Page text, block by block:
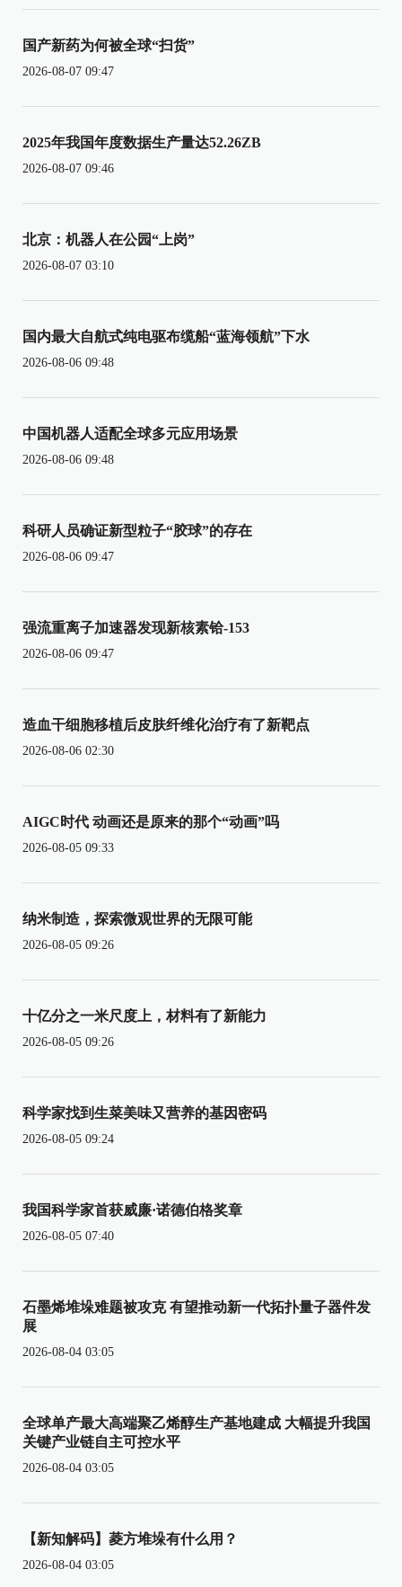
国产新药为何被全球“扫货”
2026-08-07 09:47
2025年我国年度数据生产量达52.26ZB
2026-08-07 09:46
北京：机器人在公园“上岗”
2026-08-07 03:10
国内最大自航式纯电驱布缆船“蓝海领航”下水
2026-08-06 09:48
中国机器人适配全球多元应用场景
2026-08-06 09:48
科研人员确证新型粒子“胶球”的存在
2026-08-06 09:47
强流重离子加速器发现新核素铪-153
2026-08-06 09:47
造血干细胞移植后皮肤纤维化治疗有了新靶点
2026-08-06 02:30
AIGC时代 动画还是原来的那个“动画”吗
2026-08-05 09:33
纳米制造，探索微观世界的无限可能
2026-08-05 09:26
十亿分之一米尺度上，材料有了新能力
2026-08-05 09:26
科学家找到生菜美味又营养的基因密码
2026-08-05 09:24
我国科学家首获威廉·诺德伯格奖章
2026-08-05 07:40
石墨烯堆垛难题被攻克 有望推动新一代拓扑量子器件发
展
2026-08-04 03:05
全球单产最大高端聚乙烯醇生产基地建成 大幅提升我国
关键产业链自主可控水平
2026-08-04 03:05
【新知解码】菱方堆垛有什么用？
2026-08-04 03:05